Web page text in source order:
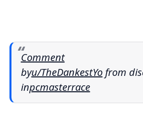
Comment
byu/TheDankestYofrom
inpcmasterrace